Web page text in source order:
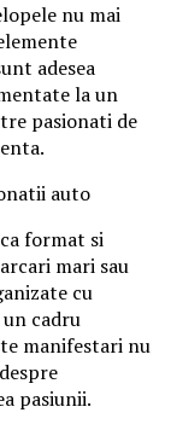
nu mai
adesea
la un
pasionati de
auto
format si
mari sau
cu
cadru
manifestari nu
pasiunii.